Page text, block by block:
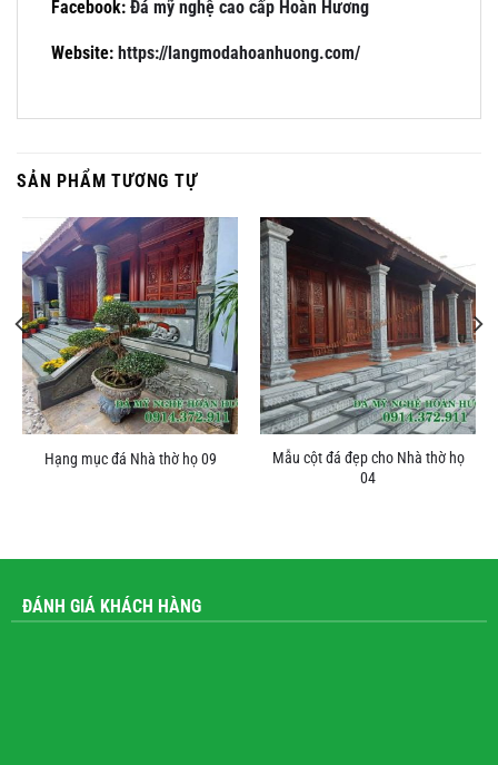
Facebook: Đá mỹ nghệ cao cấp Hoàn Hương
Website: https://langmodahoanhuong.com/
SẢN PHẨM TƯƠNG TỰ
Hạng mục đá Nhà thờ họ 09
Mẫu cột đá đẹp cho Nhà thờ họ
04
ĐÁNH GIÁ KHÁCH HÀNG